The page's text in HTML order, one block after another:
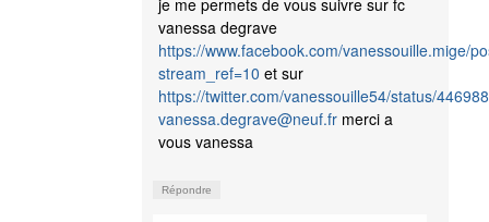
vanessa degrave
https://www.facebook.com/vanessouille.mige/
stream_ref=10 et sur
https://twitter.com/vanessouille54/status/
vanessa.degrave@neuf.frmerci a
vous vanessa
Répondre